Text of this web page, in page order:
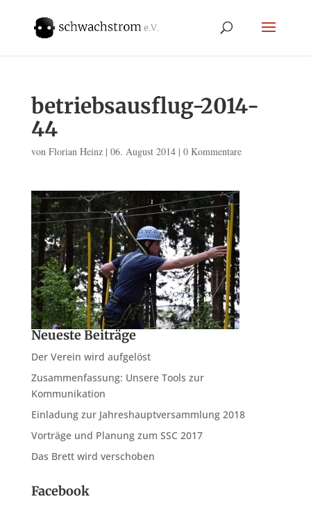
betriebsausflug-2014-
44
von Florian Heinz| 06. August 2014| 0 Kommentare
Neueste Beiträge
Der Verein wird aufgelöst
Zusammenfassung: Unsere Tools zur
Kommunikation
Einladung zur Jahreshauptversammlung 2018
Vorträge und Planung zum SSC 2017
Das Brett wird verschoben
Facebook